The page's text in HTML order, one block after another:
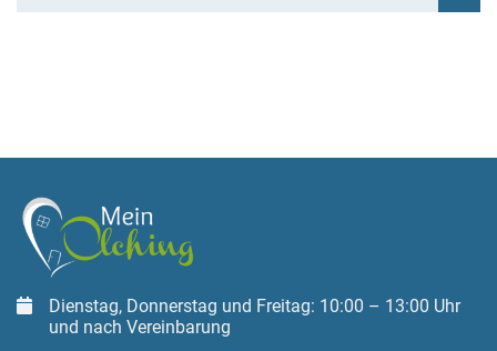
Dienstag, Donnerstag und Freitag: 10:00 – 13:00 Uhr
und nach Vereinbarung